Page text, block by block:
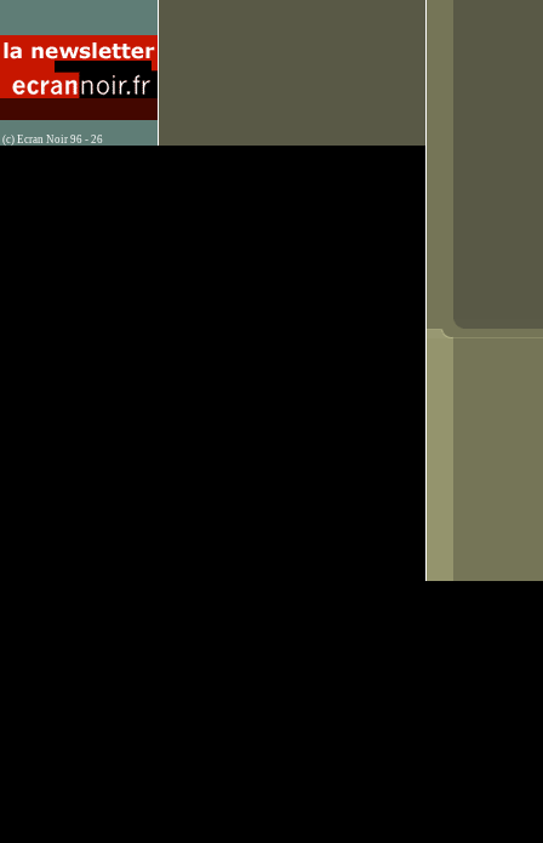
(c) Ecran Noir 96 - 26